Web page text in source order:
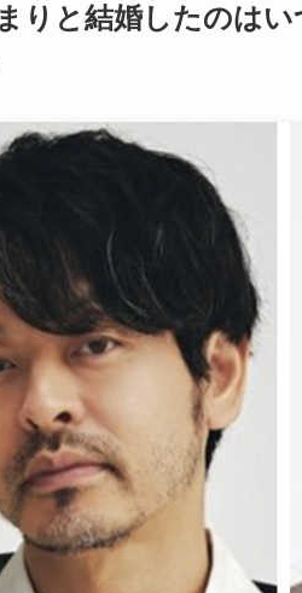
りと結婚したのは